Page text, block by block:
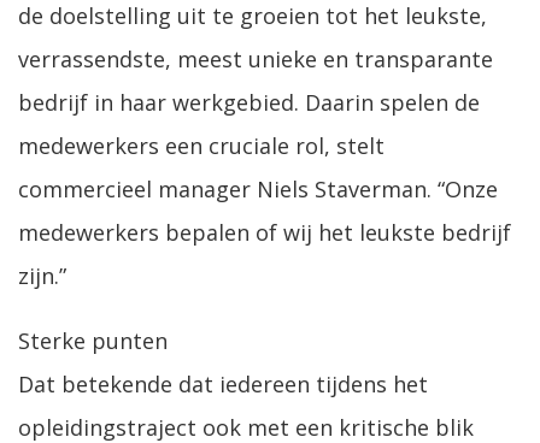
de doelstelling uit te groeien tot het leukste,
verrassendste, meest unieke en transparante
bedrijf in haar werkgebied. Daarin spelen de
medewerkers een cruciale rol, stelt
commercieel manager Niels Staverman. “Onze
medewerkers bepalen of wij het leukste bedrijf
zijn.”
Sterke punten
Dat betekende dat iedereen tijdens het
opleidingstraject ook met een kritische blik